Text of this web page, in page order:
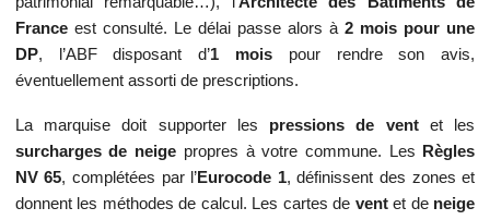
Franceest consulté. Le délai passe alors à2 mois pour une
DP, l’ABF disposant d’1 mois pour rendre son avis,
éventuellement assorti de prescriptions.
La marquise doit supporter les pressions de ventet les
surcharges de neige propres à votre commune. Les Règles
NV 65, complétées par l’Eurocode 1, définissent des zones et
donnent les méthodes de calcul. Les cartes de ventet de neige